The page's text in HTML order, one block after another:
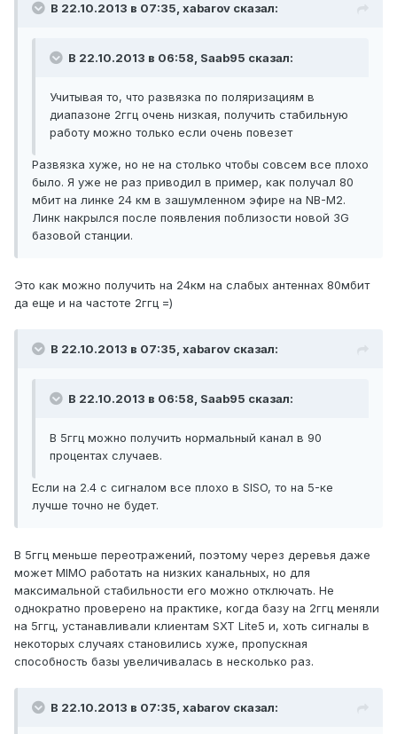
В 22.10.2013 в 07:35, xabarov сказал:
В 22.10.2013 в 06:58, Saab95 сказал:
Учитывая то, что развязка по поляризациям в
диапазоне 2ггц очень низкая, получить стабильную
работу можно только если очень повезет
Развязка хуже, но не на столько чтобы совсем все плохо
было. Я уже не раз приводил в пример, как получал 80
мбит на линке 24 км в зашумленном эфире на NB-M2.
Линк накрылся после появления поблизости новой 3G
базовой станции.
Это как можно получить на 24км на слабых антеннах 80мбит
да еще и на частоте 2ггц =)
В 22.10.2013 в 07:35, xabarov сказал:
В 22.10.2013 в 06:58, Saab95 сказал:
В 5ггц можно получить нормальный канал в 90
процентах случаев.
Если на 2.4 с сигналом все плохо в SISO, то на 5-ке
лучше точно не будет.
В 5ггц меньше переотражений, поэтому через деревья даже
может MIMO работать на низких канальных, но для
максимальной стабильности его можно отключать. Не
однократно проверено на практике, когда базу на 2ггц меняли
на 5ггц, устанавливали клиентам SXT Lite5 и, хоть сигналы в
некоторых случаях становились хуже, пропускная
способность базы увеличивалась в несколько раз.
В 22.10.2013 в 07:35, xabarov сказал: